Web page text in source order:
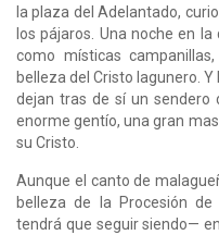
la plaza del Adelantado,
los pájaros. Una noche en
como místicas
belleza del Cristo lagunero.
dejan tras de sí un sendero
enorme gentío, una gran
su Cristo.
Aunque el canto de
belleza de la Procesión
tendrá que seguir siendo—